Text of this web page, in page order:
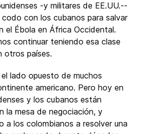
-y militares de EE.UU.--
con los cubanos para salvar
el Ébola en África Occidental.
continuar teniendo esa clase
otros países.
lado opuesto de muchos
americano. Pero hoy en
y los cubanos están
la mesa de negociación, y
a los colombianos a resolver una